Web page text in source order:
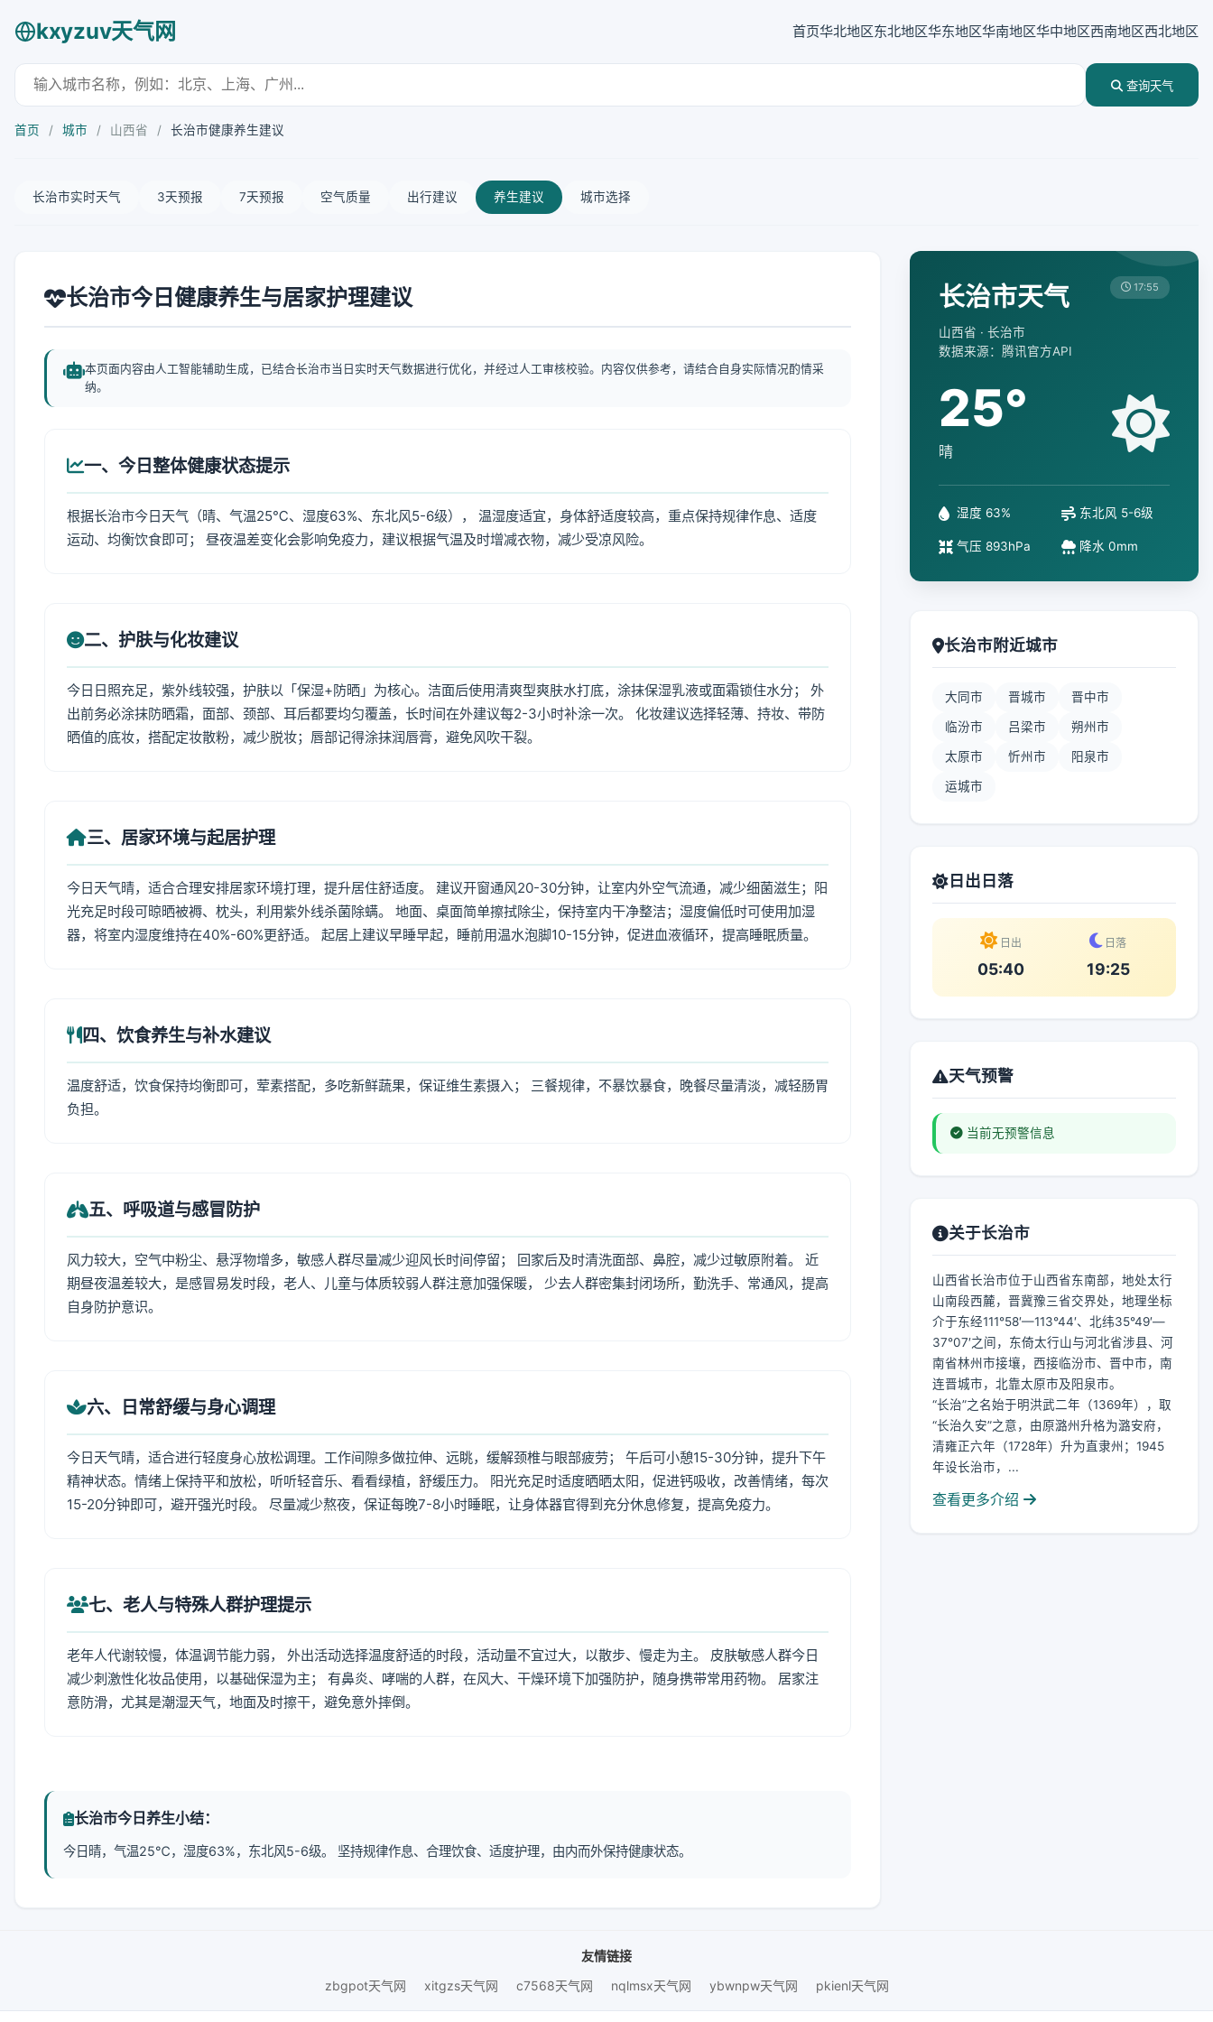
kxyzuv天气网 首页华北地区东北地区华东地区华南地区华中地区西南地区西北地区
查询天气
首页 / 城市 / 山西省 / 长治市健康养生建议
长治市实时天气 3天预报 7天预报 空气质量 出行建议 养生建议 城市选择
长治市今日健康养生与居家护理建议
本页面内容由人工智能辅助生成，已结合长治市当日实时天气数据进行优化，并经过人工审核校验。内容仅供参考，请结合自身实际情况酌情采
纳。
一、今日整体健康状态提示
根据长治市今日天气（晴、气温25℃、湿度63%、东北风5-6级）， 温湿度适宜，身体舒适度较高，重点保持规律作息、适度
运动、均衡饮食即可； 昼夜温差变化会影响免疫力，建议根据气温及时增减衣物，减少受凉风险。
二、护肤与化妆建议
今日日照充足，紫外线较强，护肤以「保湿+防晒」为核心。洁面后使用清爽型爽肤水打底，涂抹保湿乳液或面霜锁住水分； 外
出前务必涂抹防晒霜，面部、颈部、耳后都要均匀覆盖，长时间在外建议每2-3小时补涂一次。 化妆建议选择轻薄、持妆、带防
晒值的底妆，搭配定妆散粉，减少脱妆；唇部记得涂抹润唇膏，避免风吹干裂。
三、居家环境与起居护理
今日天气晴，适合合理安排居家环境打理，提升居住舒适度。 建议开窗通风20-30分钟，让室内外空气流通，减少细菌滋生；阳
光充足时段可晾晒被褥、枕头，利用紫外线杀菌除螨。 地面、桌面简单擦拭除尘，保持室内干净整洁；湿度偏低时可使用加湿
器，将室内湿度维持在40%-60%更舒适。 起居上建议早睡早起，睡前用温水泡脚10-15分钟，促进血液循环，提高睡眠质量。
四、饮食养生与补水建议
温度舒适，饮食保持均衡即可，荤素搭配，多吃新鲜蔬果，保证维生素摄入； 三餐规律，不暴饮暴食，晚餐尽量清淡，减轻肠胃
负担。
五、呼吸道与感冒防护
风力较大，空气中粉尘、悬浮物增多，敏感人群尽量减少迎风长时间停留； 回家后及时清洗面部、鼻腔，减少过敏原附着。 近
期昼夜温差较大，是感冒易发时段，老人、儿童与体质较弱人群注意加强保暖， 少去人群密集封闭场所，勤洗手、常通风，提高
自身防护意识。
六、日常舒缓与身心调理
今日天气晴，适合进行轻度身心放松调理。工作间隙多做拉伸、远眺，缓解颈椎与眼部疲劳； 午后可小憩15-30分钟，提升下午
精神状态。情绪上保持平和放松，听听轻音乐、看看绿植，舒缓压力。 阳光充足时适度晒晒太阳，促进钙吸收，改善情绪，每次
15-20分钟即可，避开强光时段。 尽量减少熬夜，保证每晚7-8小时睡眠，让身体器官得到充分休息修复，提高免疫力。
七、老人与特殊人群护理提示
老年人代谢较慢，体温调节能力弱， 外出活动选择温度舒适的时段，活动量不宜过大，以散步、慢走为主。 皮肤敏感人群今日
减少刺激性化妆品使用，以基础保湿为主； 有鼻炎、哮喘的人群，在风大、干燥环境下加强防护，随身携带常用药物。 居家注
意防滑，尤其是潮湿天气，地面及时擦干，避免意外摔倒。
长治市今日养生小结：
今日晴，气温25℃，湿度63%，东北风5-6级。 坚持规律作息、合理饮食、适度护理，由内而外保持健康状态。
长治市天气
山西省 · 长治市
数据来源：腾讯官方API
17:55
25°
晴
湿度 63% 东北风 5-6级
气压 893hPa 降水 0mm
长治市附近城市
大同市 晋城市 晋中市
临汾市 吕梁市 朔州市
太原市 忻州市 阳泉市
运城市
日出日落
日出
05:40
日落
19:25
天气预警
当前无预警信息
关于长治市
山西省长治市位于山西省东南部，地处太行
山南段西麓，晋冀豫三省交界处，地理坐标
介于东经111°58′—113°44′、北纬35°49′—
37°07′之间，东倚太行山与河北省涉县、河
南省林州市接壤，西接临汾市、晋中市，南
连晋城市，北靠太原市及阳泉市。
“长治”之名始于明洪武二年（1369年），取
“长治久安”之意，由原潞州升格为潞安府，
清雍正六年（1728年）升为直隶州；1945
年设长治市，...
查看更多介绍
友情链接
zbgpot天气网
xitgzs天气网 c7568天气网 nqlmsx天气网 ybwnpw天气网 pkienl天气网